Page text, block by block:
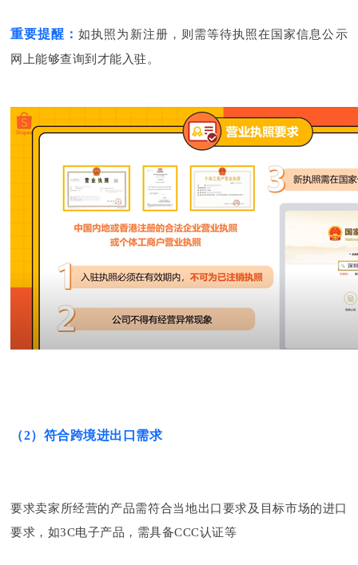
重要提醒：如执照为新注册，则需等待执照在国家信息公示
网上能够查询到才能入驻。
（2）符合跨境进出口需求
要求卖家所经营的产品需符合当地出口要求及目标市场的进口
要求，如3C电子产品，需具备CCC认证等